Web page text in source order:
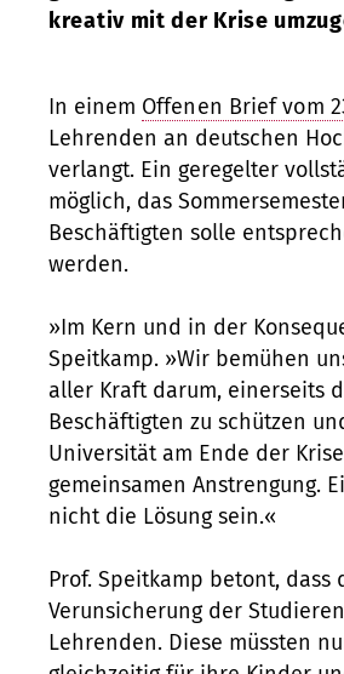
kreativ mit der Krise
In einem Offenen Brief vom
Lehrenden an deutschen
verlangt. Ein geregelter
möglich, das
Beschäftigten solle
werden.
»Im Kern und in der
Speitkamp. »Wir bemühen
aller Kraft darum, einerseits
Beschäftigten zu schützen
Universität am Ende der
gemeinsamen Anstrengung.
nicht die Lösung sein.«
Prof. Speitkamp betont,
Verunsicherung der
Lehrenden. Diese müssten